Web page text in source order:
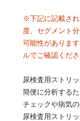
※下記に記載さ
度、セグメント
可能性がありま
ルでご確認くださ
尿検査用ストリ
簡便に分析する
チェックや病気
尿検査用ストリ